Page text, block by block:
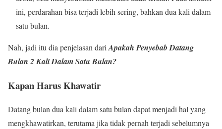
ini, perdarahan bisa terjadi lebih sering, bahkan dua kali dalam
satu bulan.
Nah, jadi itu dia penjelasan dari Apakah Penyebab Datang
Bulan 2 Kali Dalam Satu Bulan?
Kapan Harus Khawatir
Datang bulan dua kali dalam satu bulan dapat menjadi hal yang
mengkhawatirkan, terutama jika tidak pernah terjadi sebelumnya